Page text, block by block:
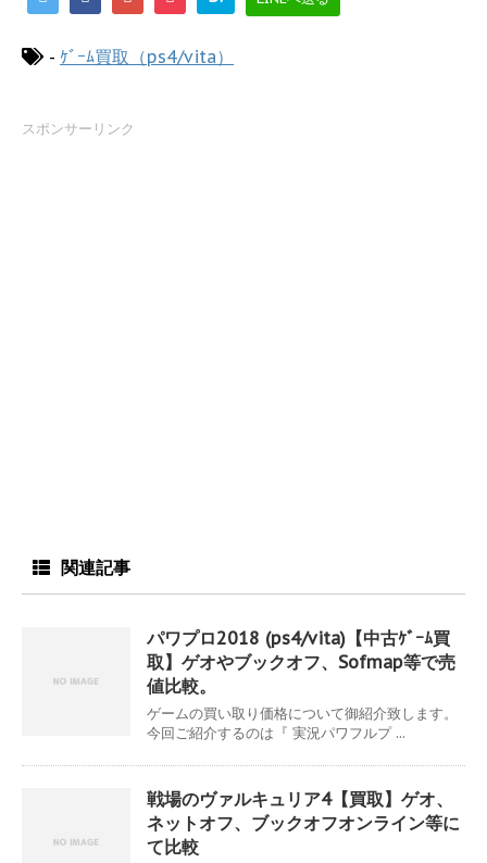
- ｹﾞｰﾑ買取（ps4/vita）
スポンサーリンク
関連記事
パワプロ2018 (ps4/vita)【中古ｹﾞｰﾑ買
取】ゲオやブックオフ、Sofmap等で売
値比較。
ゲームの買い取り価格について御紹介致します。
今回ご紹介するのは『 実況パワフルプ ...
戦場のヴァルキュリア4【買取】ゲオ、
ネットオフ、ブックオフオンライン等に
て比較